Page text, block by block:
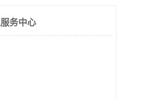
务中心